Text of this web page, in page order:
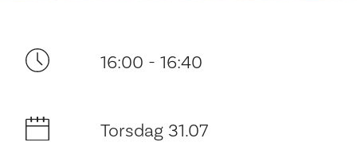
16:00 - 16:40
Torsdag 31.07